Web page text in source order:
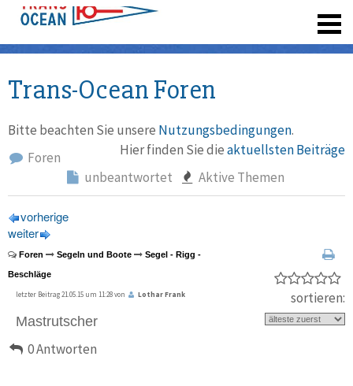
Trans-Ocean Foren
Bitte beachten Sie unsere Nutzungsbedingungen.
Hier finden Sie dieaktuellsten Beiträge
Foren
unbeantwortet
Aktive Themen
vorherige
weiter
Foren Segeln und Boote Segel - Rigg -
Beschläge
letzter Beitrag 21.05.15 um 11:28 von Lothar Frank
Mastrutscher
0 Antworten
sortieren: